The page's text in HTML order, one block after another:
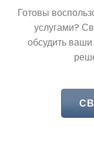
Готовы
услугами?
обсудить